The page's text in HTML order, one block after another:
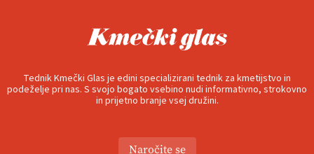
Tednik Kmečki Glas je edini specializirani tednik za kmetijstvo in
podeželje pri nas. S svojo bogato vsebino nudi informativno, strokovno
in prijetno branje vsej družini.
Naročite se